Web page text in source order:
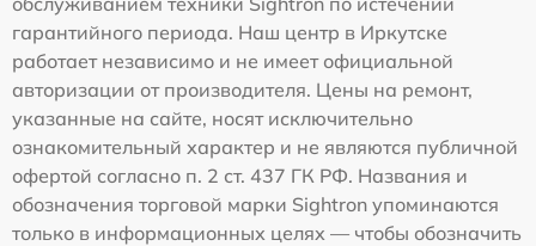
гарантийного периода. Наш центр в Иркутске
работает независимо и не имеет официальной
авторизации от производителя. Цены на ремонт,
указанные на сайте, носят исключительно
ознакомительный характер и не являются публичной
офертой согласно п. 2 ст. 437 ГК РФ. Названия и
обозначения торговой марки Sightron упоминаются
только в информационных целях — чтобы обозначить